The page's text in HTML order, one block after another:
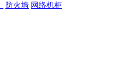
防火墙 网络机柜